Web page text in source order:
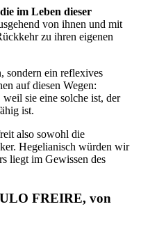
im Leben dieser
von ihnen und mit
zu ihren eigenen
sondern ein reflexives
auf diesen Wegen:
sie eine solche ist, der
ist.
also sowohl die
Hegelianisch würden wir
liegt im Gewissen des
FREIRE, von